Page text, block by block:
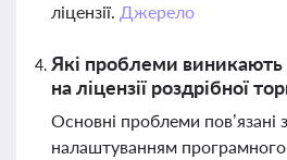
ліцензії. Джерело
Які проблеми виникають
на ліцензії роздрібної
Основні проблеми пов’язані
налаштуванням